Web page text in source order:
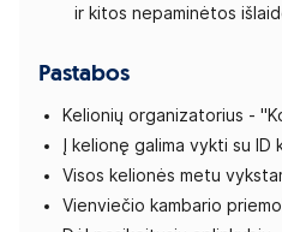
ir kitos nepaminėtos
Pastabos
Kelionių organizatorius -
Į kelionę galima vykti su ID
Visos kelionės metu
Vienviečio kambario